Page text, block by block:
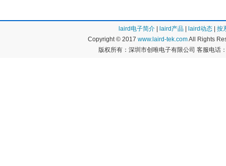
laird电子简介 laird产品 laird动态
按
Copyright © 2017 www.laird-tek.comAll Rights
版权所有：深圳市创唯电子有限公司 客服电话